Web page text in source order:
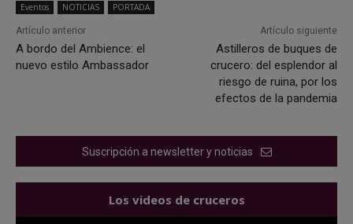
Eventos NOTICIAS PORTADA
Artículo anterior
A bordo del Ambience: el
nuevo estilo Ambassador
Artículo siguiente
Astilleros de buques de
crucero: del esplendor al
riesgo de ruina, por los
efectos de la pandemia
Suscripción a newsletter y noticias
Los videos de cruceros